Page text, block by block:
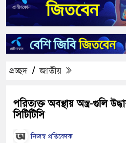
প্রচ্ছদ/জাতীয়
পরিত্যক্ত অবস্থায় অস্ত্র-গুলি
সিটিটিসি
নিজস্ব প্রতিবেদক